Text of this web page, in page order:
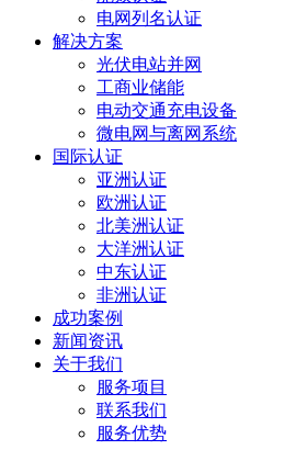
电网列名认证
解决方案
光伏电站并网
工商业储能
电动交通充电设备
微电网与离网系统
国际认证
亚洲认证
欧洲认证
北美洲认证
大洋洲认证
中东认证
非洲认证
成功案例
新闻资讯
关于我们
服务项目
联系我们
服务优势